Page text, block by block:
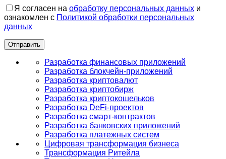
Я согласен на обработку персональных данных и
ознакомлен с Политикой обработки персональных
данных
Разработка финансовых приложений
Разработка блокчейн-приложений
Разработка криптовалют
Разработка криптобирж
Разработка криптокошельков
Разработка DeFi-проектов
Разработка смарт-контрактов
Разработка банковских приложений
Разработка платежных систем
Цифровая трансформация бизнеса
Трансформация Ритейла